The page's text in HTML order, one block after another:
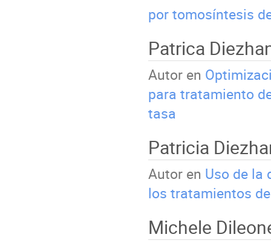
por tomosíntesis
Patrica
Autor en
para tratamiento
tasa
Patricia
Autor en Uso de la
los tratamientos
Michele